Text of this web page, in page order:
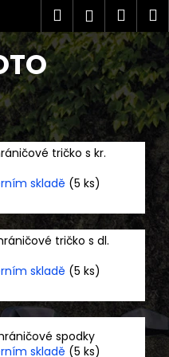
Hledat
košík
tričko s kr.
skladě (5 ks)
tričko s dl.
skladě (5 ks)
spodky
skladě (5 ks)